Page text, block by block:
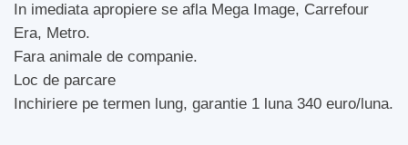
In imediata apropiere se afla Mega Image, Carrefour
Era, Metro.
Fara animale de companie.
Loc de parcare
Inchiriere pe termen lung, garantie 1 luna 340 euro/luna.